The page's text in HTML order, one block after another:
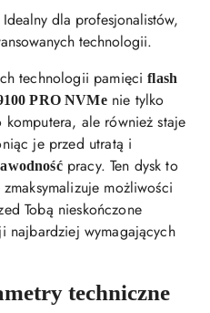
Idealny dla profesjonalistów,
technologii.
technologii pamięciflash
PRO NVMenie tylko
komputera, ale również staje
je przed utratą i
pracy. Ten dysk to
możliwości
Tobą nieskończone
najbardziej wymagających
techniczne